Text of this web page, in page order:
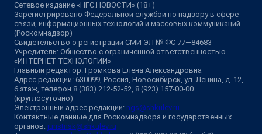
Сетевое издание «НГС.НОВОСТИ» (18+)
Зарегистрировано Федеральной службой по надзору в сфере
связи, информационных технологий и массовых коммуникаций
(Роскомнадзор)
Свидетельство о регистрации СМИ ЭЛ № ФС 77—84683
Учредитель: Общество с ограниченной ответственностью
«ИНТЕРНЕТ ТЕХНОЛОГИИ»
Главный редактор: Громкова Елена Александровна
Адрес редакции: 630099, Россия, Новосибирск, ул. Ленина, д. 12,
6 этаж, телефон 8 (383) 212-52-52, 8 (923) 157-00-00
(круглосуточно)
Электронный адрес редакции: ngs@shkulev.ru
Контактные данные для Роскомнадзора и государственных
органов: juristnsk@shkulev.ru